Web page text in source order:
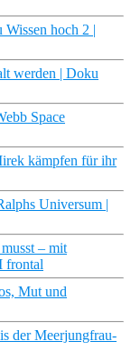
hoch 2 |
werden | Doku
Space
kämpfen für ihr
Universum |
– mit
frontal
Mut und
der Meerjungfrau-